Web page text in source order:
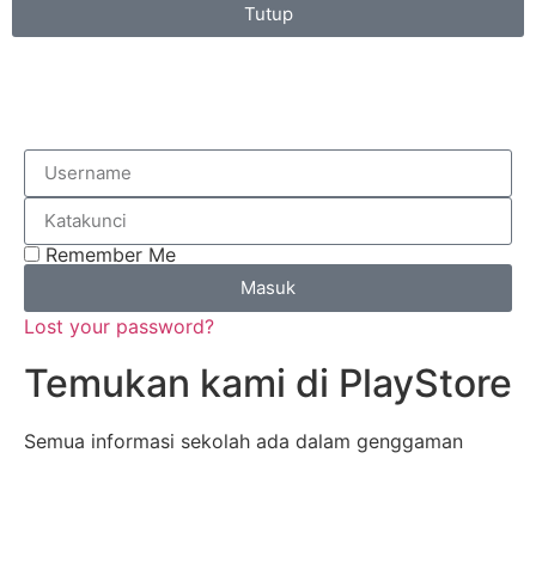
Tutup
Remember Me
Masuk
Lost your password?
Temukan kami di PlayStore
Semua informasi sekolah ada dalam genggaman